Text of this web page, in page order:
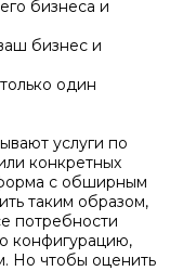
бизнеса и
бизнес и
один
услуги по
конкретных
с обширным
таким образом,
потребности
конфигурацию,
Но чтобы оценить